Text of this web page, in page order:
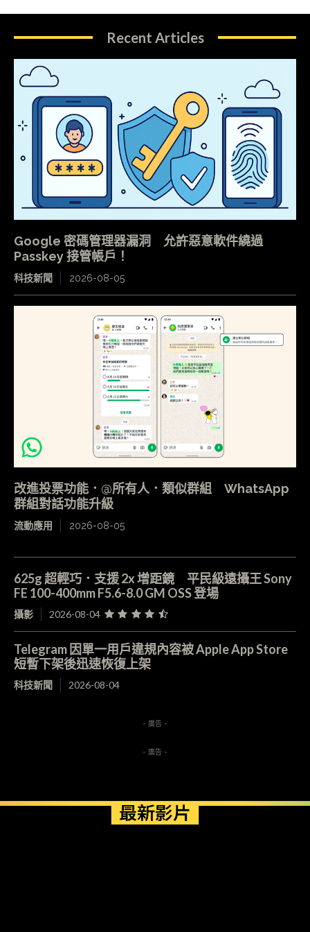
Recent Articles
Google 密碼管理器漏洞 允許惡意軟件繞過
Passkey 接管帳戶！
科技新聞 2026-08-05
改進投票功能．@所有人．類似群組 WhatsApp
群組對話功能升級
流動應用 2026-08-05
625g 超輕巧．支援 2x 增距鏡 平民級遠攝王 Sony
FE 100-400mm F5.6-8.0 GM OSS 登場
攝影 2026-08-04
Telegram 因單一用戶違規內容被 Apple App Store
短暫下架後迅速恢復上架
科技新聞 2026-08-04
- 廣告 -
- 廣告 -
最新影片